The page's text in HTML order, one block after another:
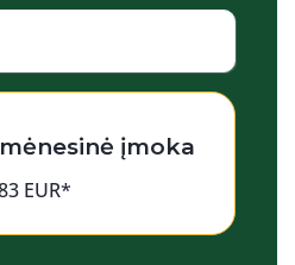
įmoka
EUR*